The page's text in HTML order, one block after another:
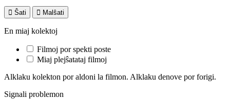
 Ŝati  Malŝati
En miaj kolektoj
Filmoj por spekti poste
Miaj plejŝatataj filmoj
Alklaku kolekton por aldoni la filmon. Alklaku denove por forigi.
Signali problemon